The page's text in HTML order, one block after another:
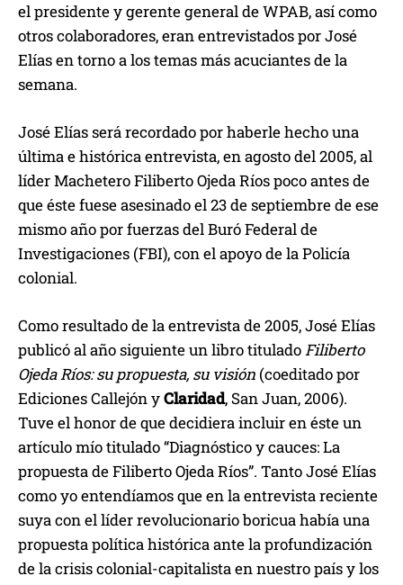
el presidente y gerente general de WPAB, así como
otros colaboradores, eran entrevistados por José
Elías en torno a los temas más acuciantes de la
semana.
José Elías será recordado por haberle hecho una
última e histórica entrevista, en agosto del 2005, al
líder Machetero Filiberto Ojeda Ríos poco antes de
que éste fuese asesinado el 23 de septiembre de ese
mismo año por fuerzas del Buró Federal de
Investigaciones (FBI), con el apoyo de la Policía
colonial.
Como resultado de la entrevista de 2005, José Elías
publicó al año siguiente un libro tituladoFiliberto
Ojeda Ríos: su propuesta, su visión (coeditado por
Ediciones Callejón yClaridad, San Juan, 2006).
Tuve el honor de que decidiera incluir en éste un
artículo mío titulado “Diagnóstico y cauces: La
propuesta de Filiberto Ojeda Ríos”. Tanto José Elías
como yo entendíamos que en la entrevista reciente
suya con el líder revolucionario boricua había una
propuesta política histórica ante la profundización
de la crisis colonial-capitalista en nuestro país y los